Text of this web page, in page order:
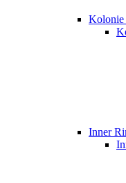
Kolonie
Inner